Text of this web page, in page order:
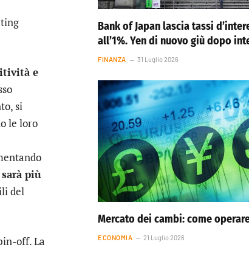
e
si
le loro
più
del
off. La
Bank of Japan lascia tassi
all’1%. Yen di nuovo giù dopo
FINANZA 31 Luglio 2026
Mercato dei cambi: come
ECONOMIA 21 Luglio 2026